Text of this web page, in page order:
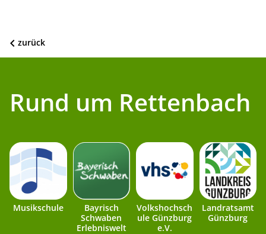
zurück
Rund um Rettenbach
Musikschule
Bayrisch
Schwaben
Erlebniswelt
Volkshochsch
ule Günzburg
e.V.
Landratsamt
Günzburg